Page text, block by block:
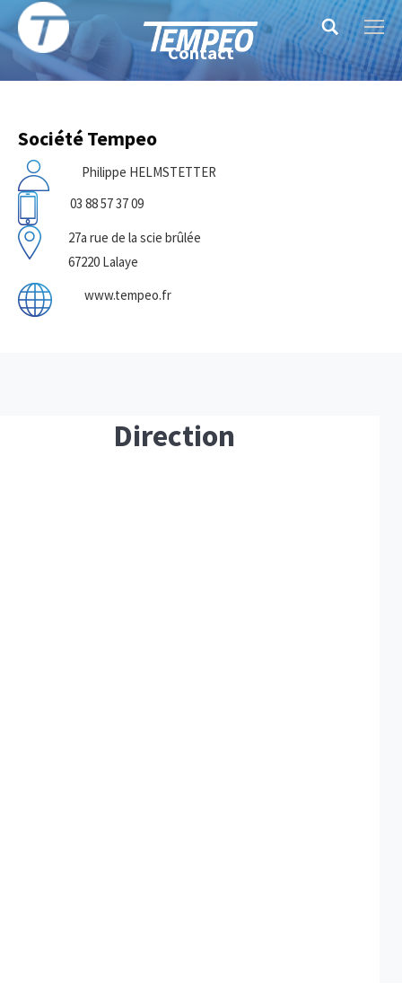
Search:
Contact
Société Tempeo
Philippe HELMSTETTER
03 88 57 37 09
27a rue de la scie brûlée
67220 Lalaye
www.tempeo.fr
Direction